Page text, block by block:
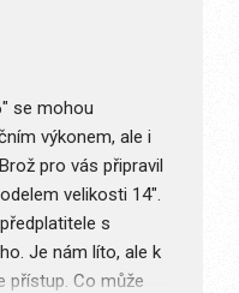
se mohou
výkonem, ale i
pro vás připravil
velikosti 14″.
s
Je nám líto, ale k
přístup. Co může